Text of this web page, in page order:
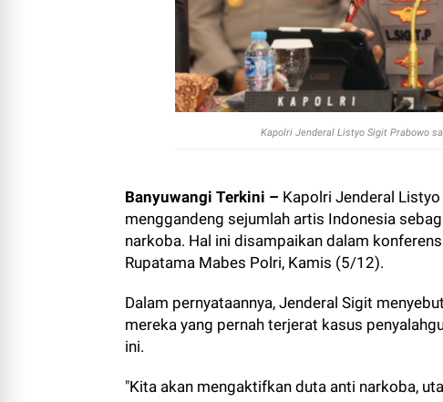
Kapolri Jenderal Listyo Sigit Prabowo
Banyuwangi Terkini – Kapolri Jenderal
menggandeng sejumlah artis Indonesia
narkoba. Hal ini disampaikan dalam
Rupatama Mabes Polri, Kamis (5/12).
Dalam pernyataannya, Jenderal Sigit
mereka yang pernah terjerat kasus
ini.
"Kita akan mengaktifkan duta anti narkoba,